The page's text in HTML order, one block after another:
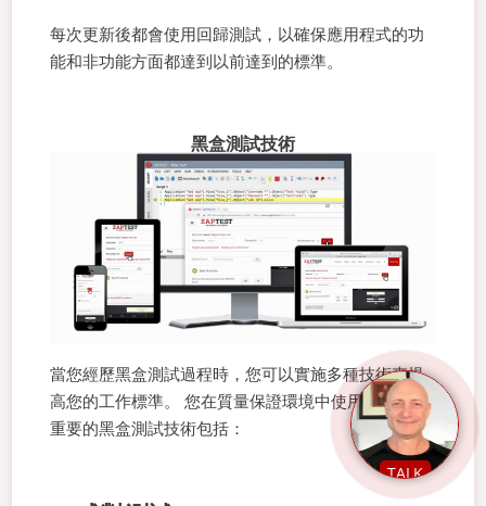
每次更新後都會使用回歸測試，以確保應用程式的功
能和非功能方面都達到以前達到的標準。
黑盒測試技術
當您經歷黑盒測試過程時，您可以實施多種技術來提
高您的工作標準。 您在質量保證環境中使用的一些最
重要的黑盒測試技術包括：
TALK